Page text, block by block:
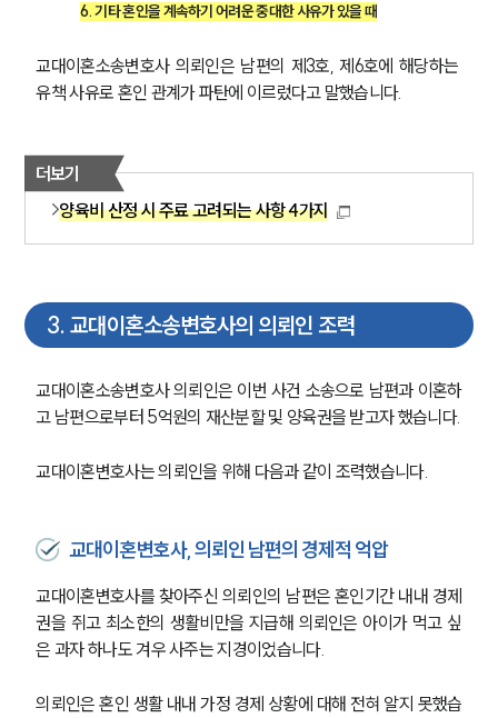
6. 기타 혼인을 계속하기 어려운 중대한 사유가 있을 때
교대이혼소송변호사 의뢰인은 남편의 제3호, 제6호에 해당하는
유책 사유로 혼인 관계가 파탄에 이르렀다고 말했습니다.
더보기
양육비 산정 시 주료 고려되는 사항 4가지
3. 교대이혼소송변호사의 의뢰인 조력
교대이혼소송변호사 의뢰인은 이번 사건 소송으로 남편과 이혼하
고 남편으로부터 5억원의 재산분할 및 양육권을 받고자 했습니다.
교대이혼변호사는 의뢰인을 위해 다음과 같이 조력했습니다.
교대이혼변호사, 의뢰인 남편의 경제적 억압
교대이혼변호사를 찾아주신 의뢰인의 남편은 혼인기간 내내 경제
권을 쥐고 최소한의 생활비만을 지급해 의뢰인은 아이가 먹고 싶
은 과자 하나도 겨우 사주는 지경이었습니다.
의뢰인은 혼인 생활 내내 가정 경제 상황에 대해 전혀 알지 못했습